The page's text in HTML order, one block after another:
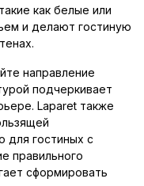
как белые или
и делают гостиную
направление
подчеркивает
Laparet также
для гостиных с
правильного
сформировать